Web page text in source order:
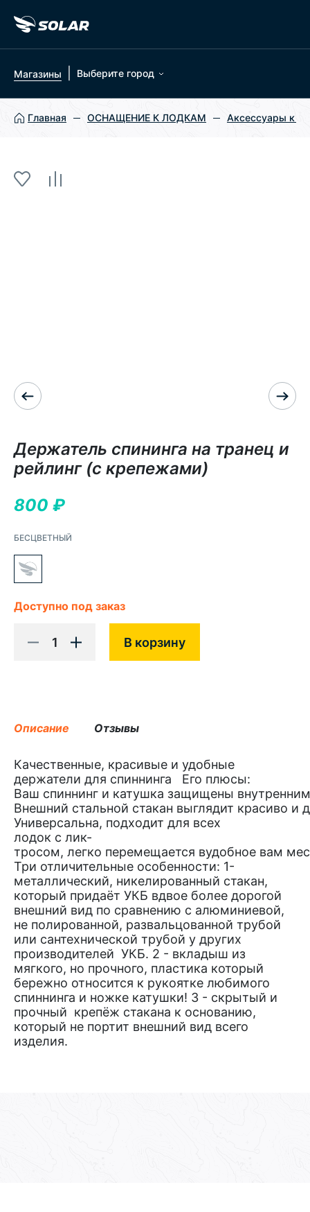
Магазины Выберите город
Главная ОСНАЩЕНИЕ К ЛОДКАМ Аксессуары к
Держатель спининга на транец и
рейлинг (с крепежами)
800 ₽
БЕСЦВЕТНЫЙ
Доступно под заказ
1 В корзину
Описание Отзывы
Качественные, красивые и удобные
держатели для спиннинга Его плюсы:
Ваш спиннинг и катушка защищены
Внешний стальной стакан выглядит красиво и
Универсальна, подходит для всех
лодок с лик-
тросом, легко перемещается вудобное вам
Три отличительные особенности: 1-
металлический, никелированный стакан,
который придаёт УКБ вдвое более дорогой
внешний вид по сравнению с алюминиевой,
не полированной, развальцованной трубой
или сантехнической трубой у других
производителей УКБ. 2 - вкладыш из
мягкого, но прочного, пластика который
бережно относится к рукоятке любимого
спиннинга и ножке катушки! 3 - скрытый и
прочный крепёж стакана к основанию,
который не портит внешний вид всего
изделия.